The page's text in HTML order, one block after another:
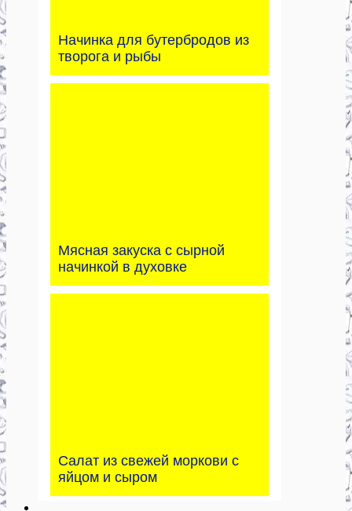
Начинка для бутербродов из
творога и рыбы
Мясная закуска с сырной
начинкой в духовке
Салат из свежей моркови с
яйцом и сыром